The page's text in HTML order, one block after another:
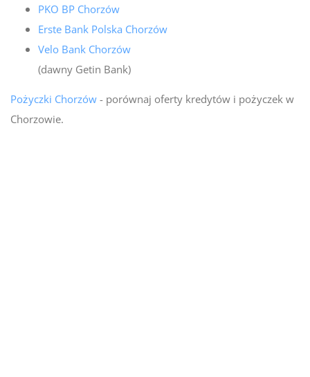
PKO BP Chorzów
Erste Bank Polska Chorzów
Velo Bank Chorzów
(dawny Getin Bank)
Pożyczki Chorzów- porównaj oferty kredytów i pożyczek w
Chorzowie.